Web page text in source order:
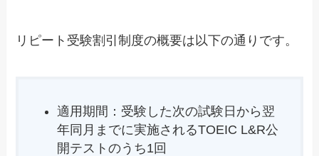
リピート受験割引制度の概要は以下の通りです。
適用期間：受験した次の試験日から翌
年同月までに実施されるTOEIC L&R公
開テストのうち1回